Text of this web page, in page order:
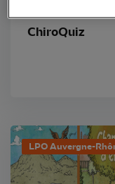
ChiroQuiz
LPO Auvergne-